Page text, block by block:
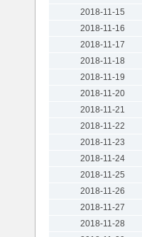
2018-11-15
2018-11-16
2018-11-17
2018-11-18
2018-11-19
2018-11-20
2018-11-21
2018-11-22
2018-11-23
2018-11-24
2018-11-25
2018-11-26
2018-11-27
2018-11-28